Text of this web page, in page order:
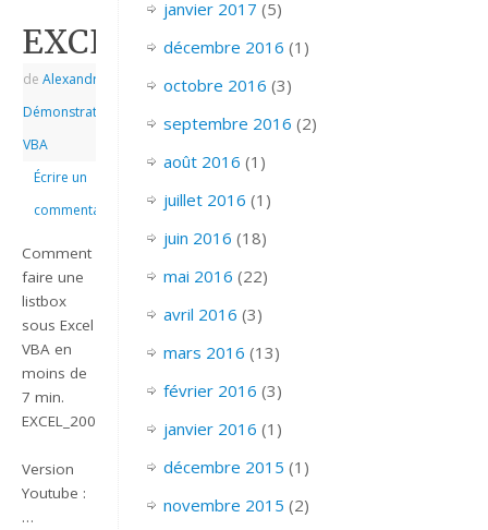
deAlexandre
Démonstrations
VBA
Écrire un
commentaire
Comment
faire une
listbox
sous Excel
VBA en
moins de
7 min.
EXCEL_2007_VBA_LISTBOX_LISTE_NOM
Version
Youtube :
…
janvier 2017 (5)
décembre 2016 (1)
octobre 2016 (3)
septembre 2016 (2)
août 2016 (1)
juillet 2016 (1)
juin 2016 (18)
mai 2016 (22)
avril 2016 (3)
mars 2016 (13)
février 2016 (3)
janvier 2016 (1)
décembre 2015 (1)
novembre 2015 (2)